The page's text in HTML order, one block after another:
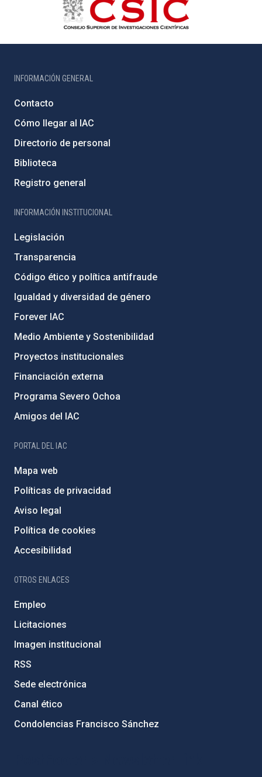
INFORMACIÓN GENERAL
Contacto
Cómo llegar al IAC
Directorio de personal
Biblioteca
Registro general
INFORMACIÓN INSTITUCIONAL
Legislación
Transparencia
Código ético y política antifraude
Igualdad y diversidad de género
Forever IAC
Medio Ambiente y Sostenibilidad
Proyectos institucionales
Financiación externa
Programa Severo Ochoa
Amigos del IAC
PORTAL DEL IAC
Mapa web
Políticas de privacidad
Aviso legal
Política de cookies
Accesibilidad
OTROS ENLACES
Empleo
Licitaciones
Imagen institucional
RSS
Sede electrónica
Canal ético
Condolencias Francisco Sánchez